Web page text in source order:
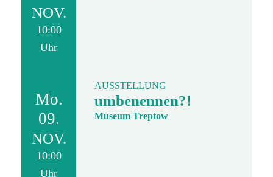
NOV.
10:00
Uhr
Mo.
09.
NOV.
10:00
Uhr
AUSSTELLUNG
umbenennen?!
Museum Treptow